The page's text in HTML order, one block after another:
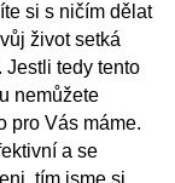
si s ničím dělat
život setká
Jestli tedy tento
nemůžete
pro Vás máme.
a se